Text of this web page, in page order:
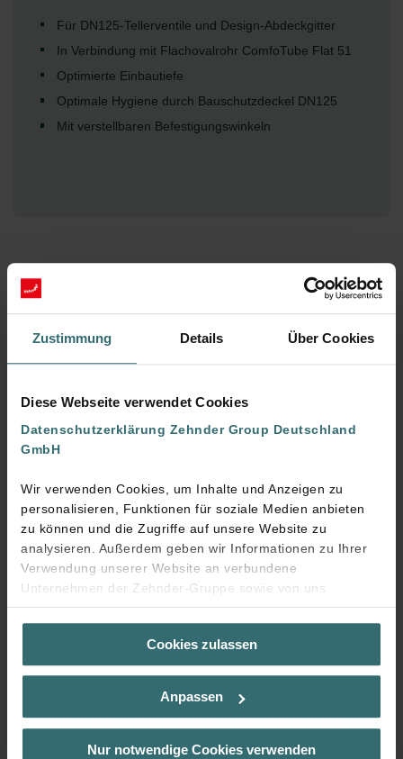
Zustimmung Details Über Cookies
Diese Webseite verwendet Cookies
Datenschutzerklärung Zehnder Group Deutschland
GmbH
Wir verwenden Cookies, um Inhalte und Anzeigen zu
personalisieren, Funktionen für soziale Medien anbieten
zu können und die Zugriffe auf unsere Website zu
analysieren. Außerdem geben wir Informationen zu Ihrer
Verwendung unserer Website an verbundene
Unternehmen der Zehnder-Gruppe sowie von uns
beauftragte Dienstleister zum Zweck der Werbung und
Analysen weiter. Unsere Dienstleister führen diese
Informationen möglicherweise mit weiteren Daten
zusammen, die Sie bereitgestellt haben oder die sie im
geben die Einwilligung zu unseren Cookies, wenn Sie in
deren Verwendung eingewilligt haben.
Laut Gesetz können wir Cookies auf Ihrem Gerät
Cookies zulassen
Anpassen
Nur notwendige Cookies verwenden
Für DN125-Tellerventile und Design-Abdeckgitter
In Verbindung mit Flachovalrohr ComfoTube Flat 51
Optimierte Einbautiefe
Optimale Hygiene durch Bauschutzdeckel DN125
Mit verstellbaren Befestigungswinkeln
Downloads